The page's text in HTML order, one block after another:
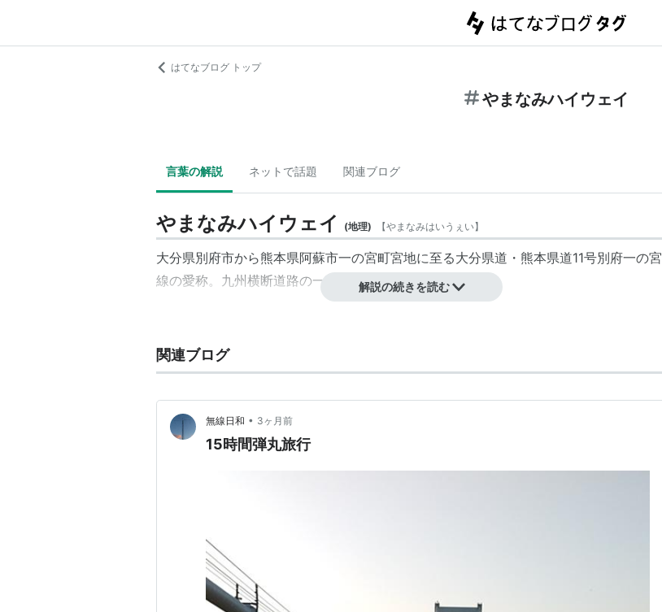
はてなブログ トップ
やまなみハイウェイ
言葉の解説 ネットで話題 関連ブログ
やまなみハイウェイ (地理) 【やまなみはいうぇい】
大分県別府市から熊本県阿蘇市一の宮町宮地に至る大分県道・熊本県道11号別府一の宮
線の愛称。九州横断道路の一部となっている。
解説の続きを読む
関連ブログ
無線日和 • 3ヶ月前
15時間弾丸旅行